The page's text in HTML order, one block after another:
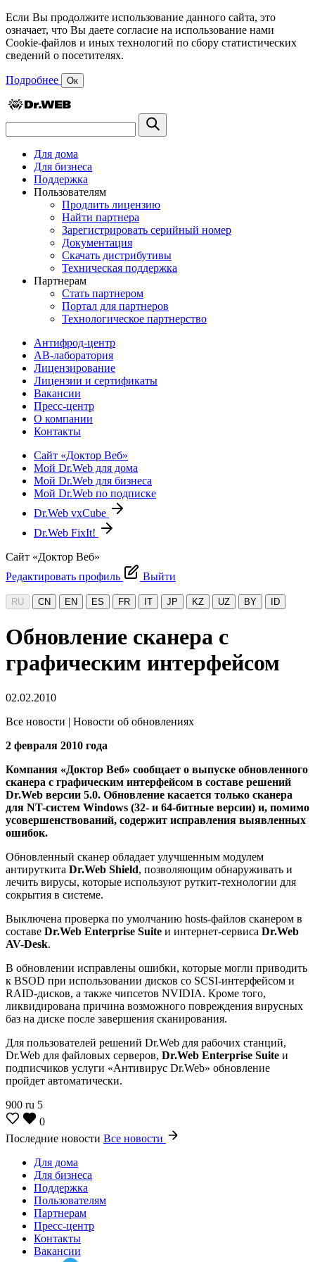
Если Вы продолжите использование данного сайта, это
означает, что Вы даете согласие на использование нами
Cookie-файлов и иных технологий по сбору статистических
сведений о посетителях.
Подробнее Ок
Для дома
Для бизнеса
Поддержка
Пользователям
Продлить лицензию
Найти партнера
Зарегистрировать серийный номер
Документация
Скачать дистрибутивы
Техническая поддержка
Партнерам
Стать партнером
Портал для партнеров
Технологическое партнерство
Антифрод-центр
АВ-лаборатория
Лицензирование
Лицензии и сертификаты
Вакансии
Пресс-центр
О компании
Контакты
Сайт «Доктор Веб»
Мой Dr.Web для дома
Мой Dr.Web для бизнеса
Мой Dr.Web по подписке
Dr.Web vxCube
Dr.Web FixIt!
Сайт «Доктор Веб»
Редактировать профиль
Выйти
RU CN EN ES FR IT JP KZ UZ BY ID
Обновление сканера с
графическим интерфейсом
02.02.2010
Все новости | Новости об обновлениях
2 февраля 2010 года
Компания «Доктор Веб» сообщает о выпуске обновленного
сканера с графическим интерфейсом в составе решений
Dr.Web версии 5.0. Обновление касается только сканера
для NT-систем Windows (32- и 64-битные версии) и, помимо
усовершенствований, содержит исправления выявленных
ошибок.
Обновленный сканер обладает улучшенным модулем
антируткита Dr.Web Shield, позволяющим обнаруживать и
лечить вирусы, которые используют руткит-технологии для
сокрытия в системе.
Выключена проверка по умолчанию hosts-файлов сканером в
составе Dr.Web Enterprise Suite и интернет-сервиса Dr.Web
AV-Desk.
В обновлении исправлены ошибки, которые могли приводить
к BSOD при использовании дисков со SCSI-интерфейсом и
RAID-дисков, а также чипсетов NVIDIA. Кроме того,
ликвидирована причина возможного повреждения вирусных
баз на диске после завершения сканирования.
Для пользователей решений Dr.Web для рабочих станций,
Dr.Web для файловых серверов, Dr.Web Enterprise Suite и
подписчиков услуги «Антивирус Dr.Web» обновление
пройдет автоматически.
900 ru 5
0
Последние новости Все новости
Для дома
Для бизнеса
Поддержка
Пользователям
Партнерам
Пресс-центр
Контакты
Вакансии